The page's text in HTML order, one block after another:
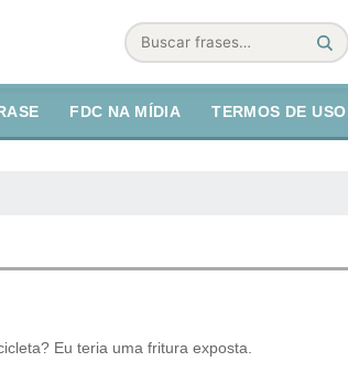
Buscar
FDC NA MÍDIA TERMOS DE USO
Eu teria uma fritura exposta.